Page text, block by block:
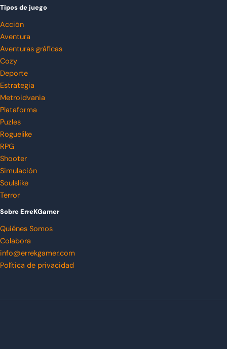
Tipos de juego
Acción
Aventura
Aventuras gráficas
Cozy
Deporte
Estrategia
Metroidvania
Plataforma
Puzles
Roguelike
RPG
Shooter
Simulación
Soulslike
Terror
Sobre ErreKGamer
Quiénes Somos
Colabora
info@errekgamer.com
Política de privacidad